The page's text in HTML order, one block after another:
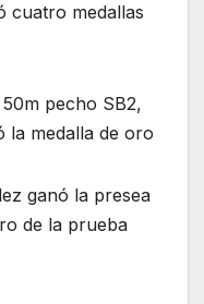
cuatro medallas
pecho SB2,
la medalla de oro
ganó la presea
de la prueba